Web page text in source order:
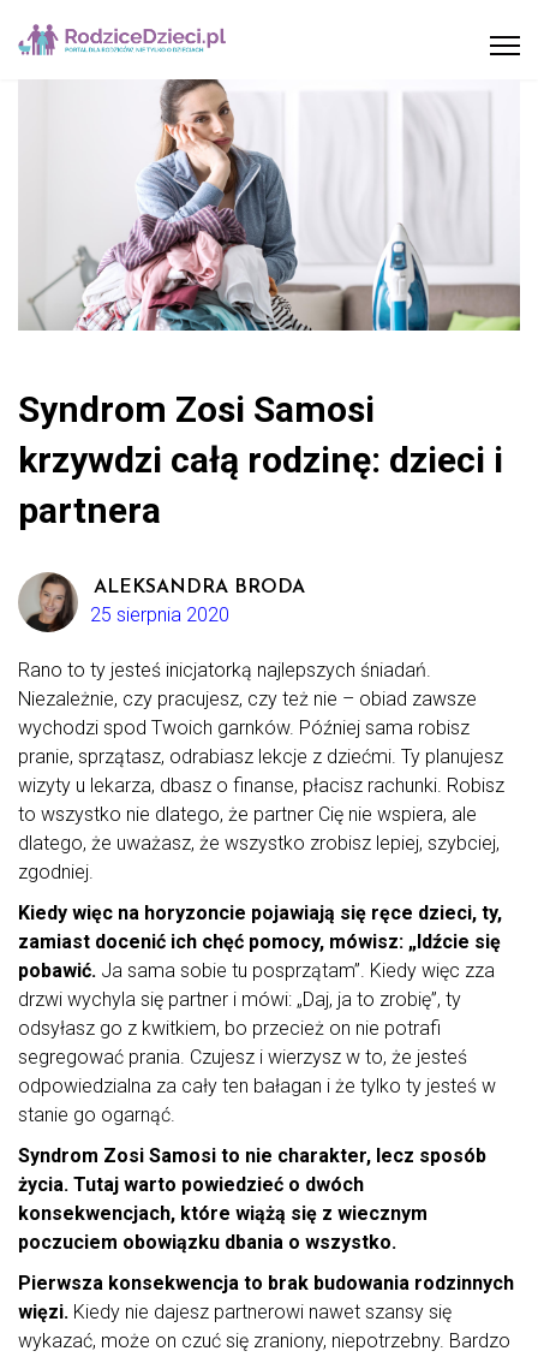
Syndrom Zosi Samosi
krzywdzi całą rodzinę: dzieci i
partnera
ALEKSANDRA BRODA
25 sierpnia 2020
Rano to ty jesteś inicjatorką najlepszych śniadań.
Niezależnie, czy pracujesz, czy też nie – obiad zawsze
wychodzi spod Twoich garnków. Później sama robisz
pranie, sprzątasz, odrabiasz lekcje z dziećmi. Ty planujesz
wizyty u lekarza, dbasz o finanse, płacisz rachunki. Robisz
to wszystko nie dlatego, że partner Cię nie wspiera, ale
dlatego, że uważasz, że wszystko zrobisz lepiej, szybciej,
zgodniej.
Kiedy więc na horyzoncie pojawiają się ręce dzieci, ty,
zamiast docenić ich chęć pomocy, mówisz: „Idźcie się
pobawić. Ja sama sobie tu posprzątam”. Kiedy więc zza
drzwi wychyla się partner i mówi: „Daj, ja to zrobię”, ty
odsyłasz go z kwitkiem, bo przecież on nie potrafi
segregować prania. Czujesz i wierzysz w to, że jesteś
odpowiedzialna za cały ten bałagan i że tylko ty jesteś w
stanie go ogarnąć.
Syndrom Zosi Samosi to nie charakter, lecz sposób
życia. Tutaj warto powiedzieć o dwóch
konsekwencjach, które wiążą się z wiecznym
poczuciem obowiązku dbania o wszystko.
Pierwsza konsekwencja to brak budowania rodzinnych
więzi. Kiedy nie dajesz partnerowi nawet szansy się
wykazać, może on czuć się zraniony, niepotrzebny. Bardzo